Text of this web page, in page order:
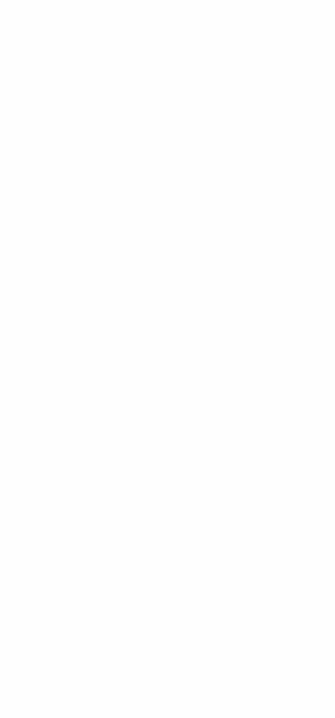
Inserisci qui sotto il